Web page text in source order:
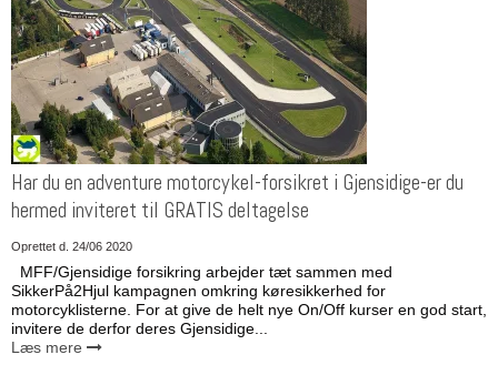
Har du en adventure motorcykel-forsikret i Gjensidige-er du
hermed inviteret til GRATIS deltagelse
Oprettet d. 24/06 2020
MFF/Gjensidige forsikring arbejder tæt sammen med
SikkerPå2Hjul kampagnen omkring køresikkerhed for
motorcyklisterne. For at give de helt nye On/Off kurser en god start,
invitere de derfor deres Gjensidige...
Læs mere